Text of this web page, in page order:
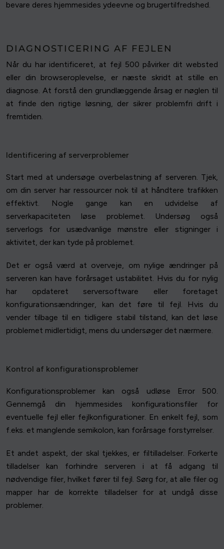
bevare deres hjemmesides ydeevne og brugertilfredshed.
DIAGNOSTICERING AF FEJLEN
Når du har identificeret, at fejl 500 påvirker dit websted
eller din browseroplevelse, er næste skridt at stille en
diagnose. At forstå den grundlæggende årsag er nøglen til
at finde den rigtige løsning, der sikrer problemfri drift i
fremtiden.
Identificering af serverproblemer
Start med at undersøge overbelastning af serveren. Tjek,
om din server har ressourcer nok til at håndtere trafikken
effektivt. Nogle gange kan en udvidelse af
serverkapaciteten løse problemet. Undersøg også
serverlogs for usædvanlige mønstre eller stigninger i
aktivitet, der kan tyde på problemet.
Det er også værd at overveje, om nylige ændringer på
serveren kan have forårsaget ustabilitet. Hvis du for nylig
har opdateret serversoftware eller foretaget
konfigurationsændringer, kan det føre til fejl. Hvis du
vender tilbage til en tidligere stabil tilstand, kan det løse
problemet midlertidigt, mens du undersøger det nærmere.
Kontrol af konfigurationsproblemer
Konfigurationsproblemer kan også udløse Error 500.
Gennemgå din hjemmesides konfigurationsfiler for
eventuelle fejl eller fejlkonfigurationer. En enkelt fejl, som
f.eks. et manglende semikolon, kan forårsage forstyrrelser.
Et andet aspekt, der skal tjekkes, er filtilladelser. Forkerte
tilladelser kan forhindre serveren i at få adgang til
nødvendige filer, hvilket fører til fejl. Sørg for, at alle filer og
mapper har de korrekte tilladelser for at undgå disse
problemer.